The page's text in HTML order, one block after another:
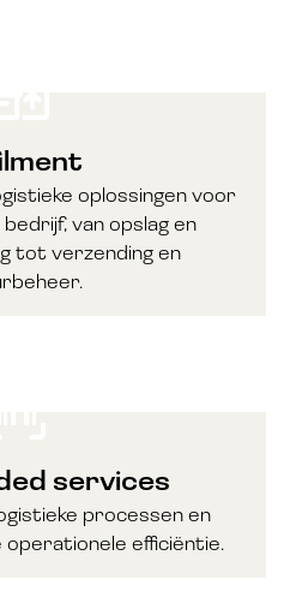
oplossingen voor
van opslag en
tot verzending en
services
processen en
efficiëntie.